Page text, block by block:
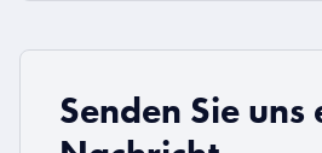
Senden Sie uns